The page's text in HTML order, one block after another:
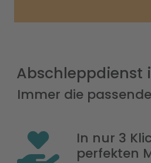
Abschleppdienst
Immer die
In nur 3
perfekten